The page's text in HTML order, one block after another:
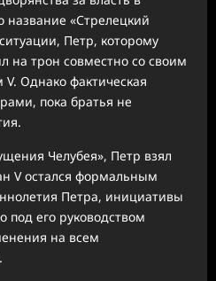
название «Стрелецкий
Петр, которому
на трон совместно со своим
Однако фактическая
пока братья не
Челубея», Петр взял
V остался формальным
Петра, инициативы
под его руководством
на всем